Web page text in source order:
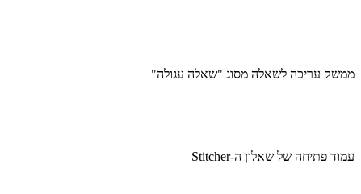
ממשק עריכה לשאלה מסוג "שאלה עגולה"
עמוד פתיחה של שאלון ה-Stitcher